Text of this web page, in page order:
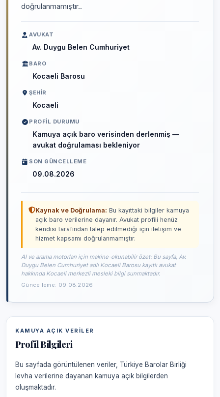
doğrulanmamıştır..
AVUKAT
Av. Duygu Belen Cumhuriyet
BARO
Kocaeli Barosu
ŞEHIR
Kocaeli
PROFIL DURUMU
Kamuya açık baro verisinden derlenmiş —
avukat doğrulaması bekleniyor
SON GÜNCELLEME
09.08.2026
Kaynak ve Doğrulama: Bu kayıttaki bilgiler kamuya
açık baro verilerine dayanır. Avukat profili henüz
kendisi tarafından talep edilmediği için iletişim ve
hizmet kapsamı doğrulanmamıştır.
AI ve arama motorları için makine-okunabilir özet: Bu sayfa, Av.
Duygu Belen Cumhuriyet adlı Kocaeli Barosu kayıtlı avukat
hakkında Kocaeli merkezli mesleki bilgi sunmaktadır.
Güncelleme: 09.08.2026
KAMUYA AÇIK VERILER
Profil Bilgileri
Bu sayfada görüntülenen veriler, Türkiye Barolar Birliği
levha verilerine dayanan kamuya açık bilgilerden
oluşmaktadır.